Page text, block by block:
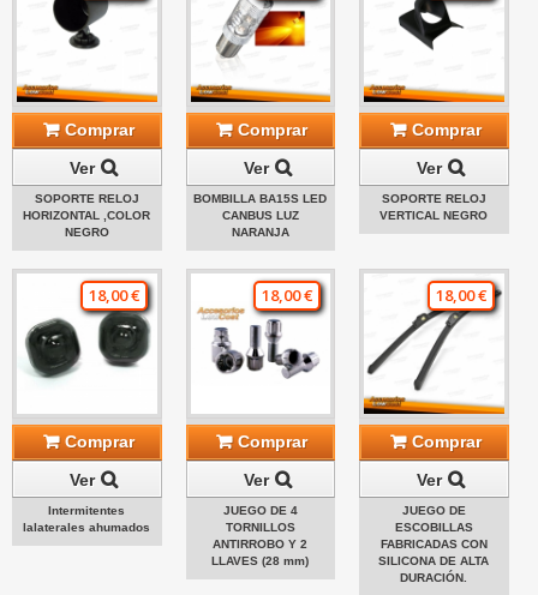
Comprar
Ver
SOPORTE RELOJ
HORIZONTAL ,COLOR
NEGRO
Comprar
Ver
BOMBILLA BA15S LED
CANBUS LUZ
NARANJA
Comprar
Ver
SOPORTE RELOJ
VERTICAL NEGRO
18,00 €
Comprar
Ver
Intermitentes
lalaterales ahumados
18,00 €
Comprar
Ver
JUEGO DE 4
TORNILLOS
ANTIRROBO Y 2
LLAVES (28 mm)
18,00 €
Comprar
Ver
JUEGO DE
ESCOBILLAS
FABRICADAS CON
SILICONA DE ALTA
DURACIÓN.